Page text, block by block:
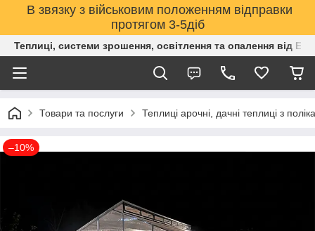
В звязку з військовим положенням відправки
протягом 3-5діб
Теплиці, системи зрошення, освітлення та опалення від
Товари та послуги Теплиці арочні, дачні теплиці з
–10%